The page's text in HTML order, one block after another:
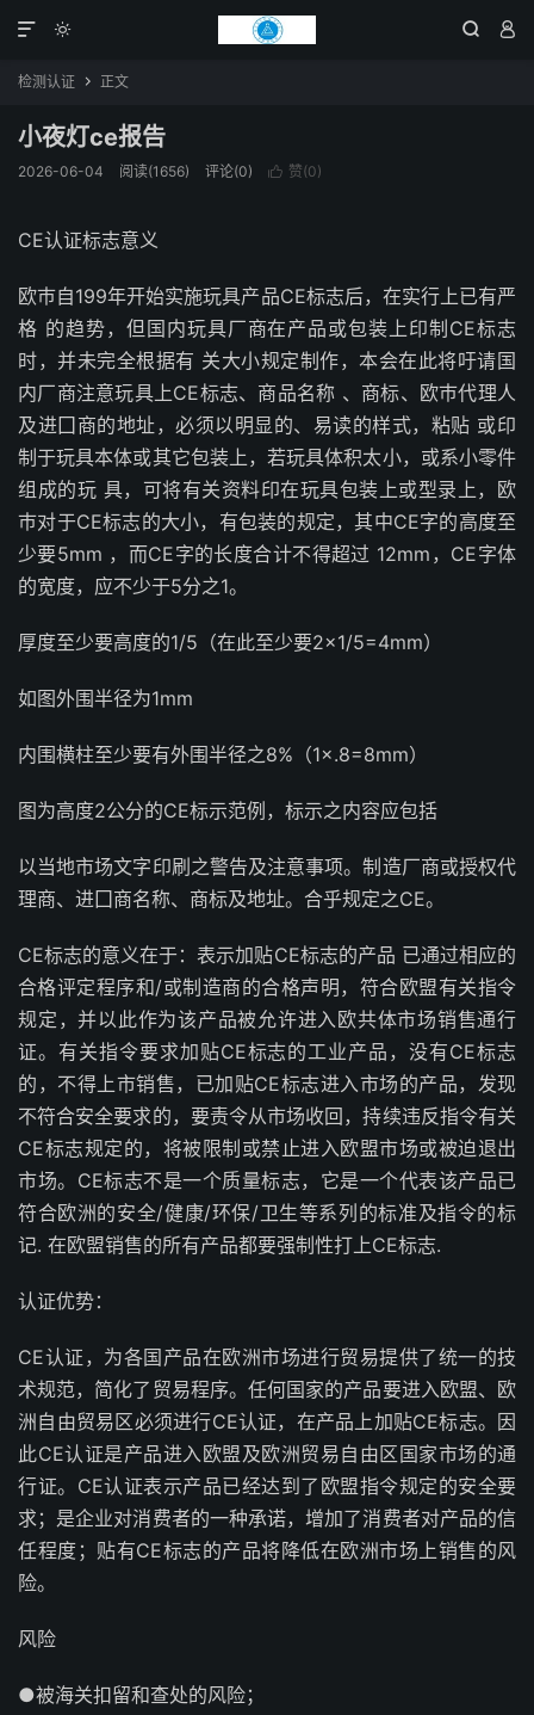
  

检测认证  正文
小夜灯ce报告
2026-06-04 阅读(1656) 评论(0)  赞(0)
CE认证标志意义
欧巿自199年开始实施玩具产品CE标志后，在实行上已有严
格 的趋势，但国内玩具厂商在产品或包装上印制CE标志
时，并未完全根据有 关大小规定制作，本会在此将吁请国
内厂商注意玩具上CE标志、商品名称 、商标、欧巿代理人
及进囗商的地址，必须以明显的、易读的样式，粘贴 或印
制于玩具本体或其它包装上，若玩具体积太小，或系小零件
组成的玩 具，可将有关资料印在玩具包装上或型录上，欧
巿对于CE标志的大小，有包装的规定，其中CE字的高度至
少要5mm ，而CE字的长度合计不得超过 12mm，CE字体
的宽度，应不少于5分之1。
厚度至少要高度的1/5（在此至少要2×1/5=4mm）
如图外围半径为1mm
内围横柱至少要有外围半径之8%（1×.8=8mm）
图为高度2公分的CE标示范例，标示之内容应包括
以当地市场文字印刷之警告及注意事项。制造厂商或授权代
理商、进囗商名称、商标及地址。合乎规定之CE。
CE标志的意义在于：表示加贴CE标志的产品 已通过相应的
合格评定程序和/或制造商的合格声明，符合欧盟有关指令
规定，并以此作为该产品被允许进入欧共体市场销售通行
证。有关指令要求加贴CE标志的工业产品，没有CE标志
的，不得上市销售，已加贴CE标志进入市场的产品，发现
不符合安全要求的，要责令从市场收回，持续违反指令有关
CE标志规定的，将被限制或禁止进入欧盟市场或被迫退出
市场。CE标志不是一个质量标志，它是一个代表该产品已
符合欧洲的安全/健康/环保/卫生等系列的标准及指令的标
记. 在欧盟销售的所有产品都要强制性打上CE标志.
认证优势：
CE认证，为各国产品在欧洲市场进行贸易提供了统一的技
术规范，简化了贸易程序。任何国家的产品要进入欧盟、欧
洲自由贸易区必须进行CE认证，在产品上加贴CE标志。因
此CE认证是产品进入欧盟及欧洲贸易自由区国家市场的通
行证。CE认证表示产品已经达到了欧盟指令规定的安全要
求；是企业对消费者的一种承诺，增加了消费者对产品的信
任程度；贴有CE标志的产品将降低在欧洲市场上销售的风
险。
风险
●被海关扣留和查处的风险；